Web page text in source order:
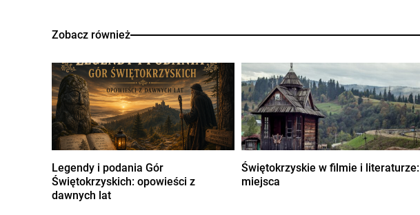
Zobacz również
Legendy i podania Gór
Świętokrzyskich: opowieści z
dawnych lat
Świętokrzyskie w filmie i literaturze:
miejsca